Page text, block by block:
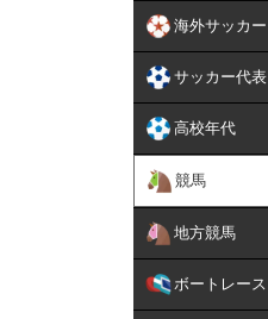
海外サッカー
サッカー代表
高校年代
競馬
地方競馬
ボートレース